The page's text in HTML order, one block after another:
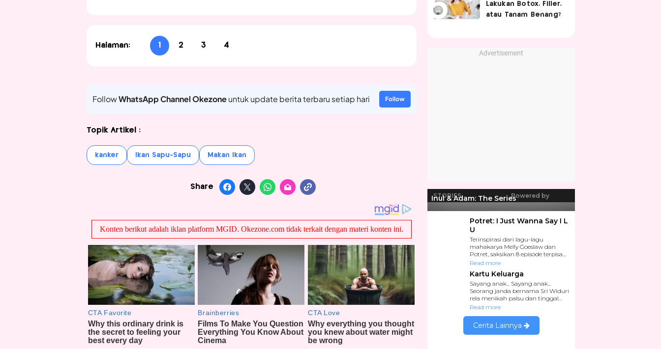
Halaman: 1 2 3 4
FollowWhatsApp Channel Okezoneuntuk update berita terbaru setiap hari Follow
Topik Artikel :
kanker Ikan Sapu-Sapu Makan Ikan
Share
Lakukan Botox, Filler,
atau Tanam Benang?
Advertisement